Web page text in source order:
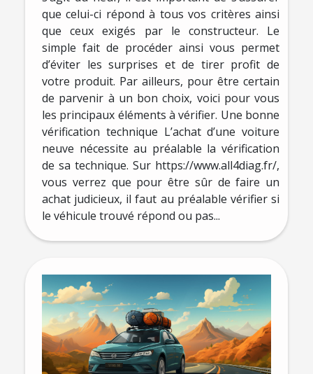
que celui-ci répond à tous vos critères ainsi
que ceux exigés par le constructeur. Le
simple fait de procéder ainsi vous permet
d’éviter les surprises et de tirer profit de
votre produit. Par ailleurs, pour être certain
de parvenir à un bon choix, voici pour vous
les principaux éléments à vérifier. Une bonne
vérification technique L’achat d’une voiture
neuve nécessite au préalable la vérification
de sa technique. Sur https://www.all4diag.fr/,
vous verrez que pour être sûr de faire un
achat judicieux, il faut au préalable vérifier si
le véhicule trouvé répond ou pas...